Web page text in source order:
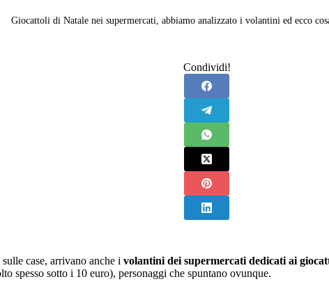
Giocattoli di Natale nei supermercati, abbiamo analizzato i volantini ed ecco
Condividi!
case, arrivano anche i volantini dei supermercati dedicati ai
spesso sotto i 10 euro), personaggi che spuntano ovunque.